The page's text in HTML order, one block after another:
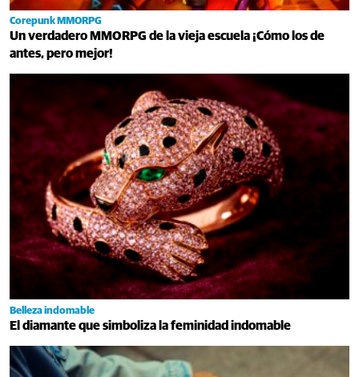
Corepunk MMORPG
Un verdadero MMORPG de la vieja escuela ¡Cómo los de
antes, pero mejor!
Belleza indomable
El diamante que simboliza la feminidad indomable